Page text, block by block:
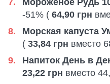
Мороженое Рудь
-51% ( 64,90 грн
Морская капуста
( 33,84 грн вместо
Напиток День в
23,22 грн вместо